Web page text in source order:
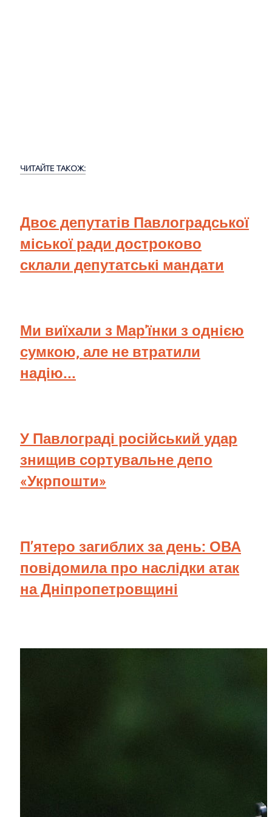
ЧИТАЙТЕ ТАКОЖ:
Двоє депутатів Павлоградської
міської ради достроково
склали депутатські мандати
Ми виїхали з Мар'їнки з однією
сумкою, але не втратили
надію...
У Павлограді російський удар
знищив сортувальне депо
«Укрпошти»
П’ятеро загиблих за день: ОВА
повідомила про наслідки атак
на Дніпропетровщині